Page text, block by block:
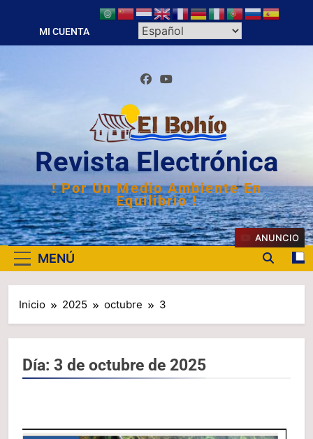
contenido
MI CUENTA
Revista Electrónica
! Por Un Medio Ambiente En
Equilibrio !
MENÚ
ANUNCIO
Inicio 2025 octubre 3
Día: 3 de octubre de 2025